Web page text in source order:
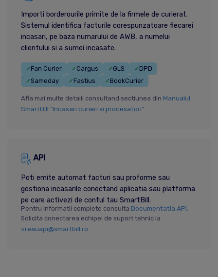
Importi borderourile primite de la firmele de curierat.
Sistemul identifica facturile corespunzatoare fiecarei
incasari, pe baza numarului de AWB, a numelui
clientului si a sumei incasate.
✓Fan Curier ✓Cargus ✓GLS ✓DPD
✓Sameday ✓Fastius ✓BookCurier
Afla mai multe detalii consultand sectiunea din Manualul
SmartBill "Incasari curieri si procesatori".
API
Poti emite automat facturi sau proforme sau
gestiona incasarile conectand aplicatia sau platforma
pe care activezi de contul tau SmartBill.
Pentru informatii complete consulta Documentatia API.
Solicita conectarea echipei de suport tehnic la
vreauapi@smartbill.ro.